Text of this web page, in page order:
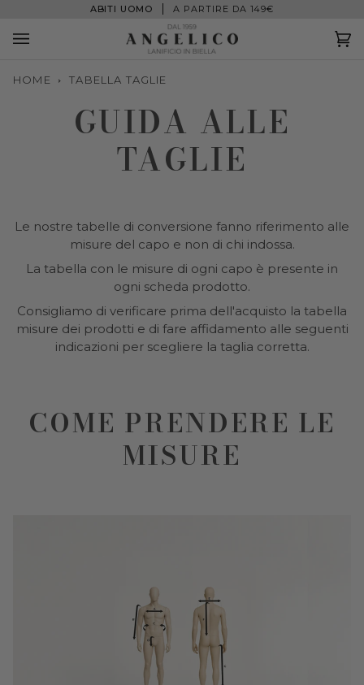
contenuto
ABITI UOMO A PARTIRE DA 149€
HOME TABELLA TAGLIE
GUIDA ALLE
TAGLIE
Le nostre tabelle di conversione fanno riferimento alle
misure del capo e non di chi indossa.
La tabella con le misure di ogni capo è presente in
ogni scheda prodotto.
Consigliamo di verificare prima dell'acquisto la tabella
misure dei prodotti e di fare affidamento alle seguenti
indicazioni per scegliere la taglia corretta.
COME PRENDERE LE
MISURE